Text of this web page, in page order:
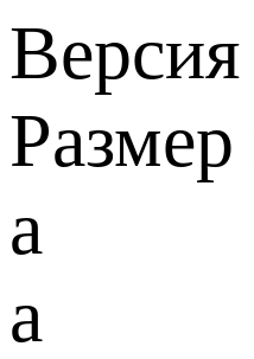
a
a